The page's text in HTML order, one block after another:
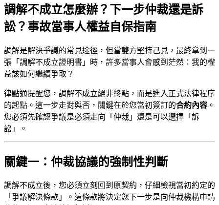
調解不成立怎麼辦？下一步仲裁還是訴
訟？事故當事人權益自保指南
調解是解決爭議的常見途徑，但當雙方堅持己見，最終拿到一
張「調解不成立證明書」時，許多當事人會感到茫然：我的權
益該如何繼續爭取？
律點通提醒您，調解不成立絕非終點，而是進入正式法律程序
的起點。這一步走對與否，關鍵在於您當初簽訂的合約內容 。
您必須先確認爭議是必須走向「仲裁」還是可以選擇「訴
訟」。
關鍵一：仲裁協議的強制性判斷
調解不成立後，您必須立刻回到原契約，仔細檢視當初約定的
「爭議解決條款」。這條款將決定您下一步是向仲裁機構申請